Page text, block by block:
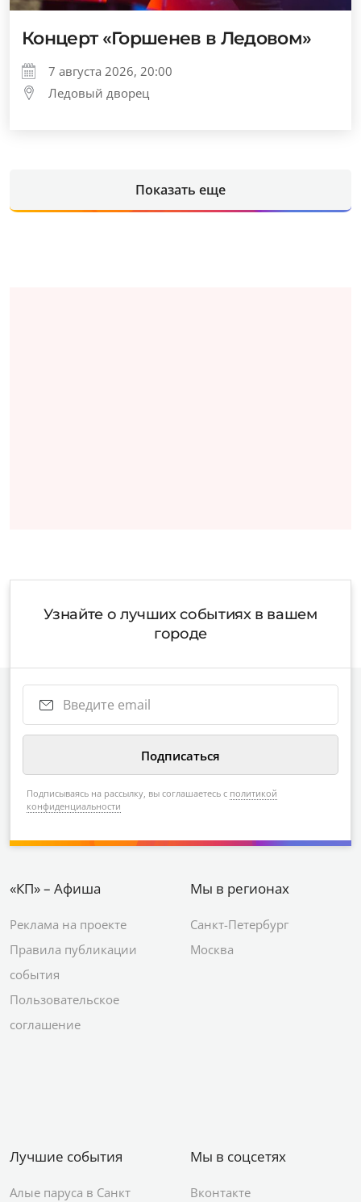
Концерт «Горшенев в Ледовом»
7 августа 2026, 20:00
Ледовый дворец
Показать еще
Узнайте о лучших событиях в вашем
городе
Подписываясь на рассылку, вы соглашаетесь с политикой
конфиденциальности
«КП» – Афиша
Реклама на проекте
Правила публикации
события
Пользовательское
соглашение
Мы в регионах
Санкт-Петербург
Москва
Лучшие события
Алые паруса в Санкт
Мы в соцсетях
Вконтакте